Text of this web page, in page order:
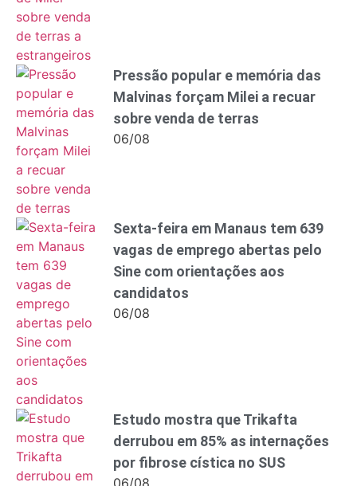
Pressão popular e memória das
Malvinas forçam Milei a recuar
sobre venda de terras
06/08
Sexta-feira em Manaus tem 639
vagas de emprego abertas pelo
Sine com orientações aos
candidatos
06/08
Estudo mostra que Trikafta
derrubou em 85% as internações
por fibrose cística no SUS
06/08